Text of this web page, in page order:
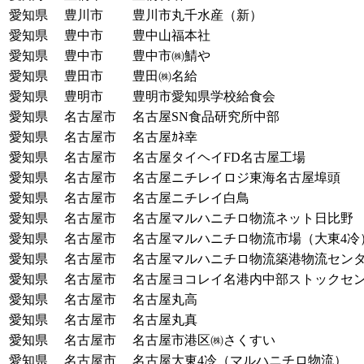
愛知県
豊川市
豊川市丸千水産（新）
愛知県
豊中市
豊中山福本社
愛知県
豊中市
豊中市㈱鯖や
愛知県
豊田市
豊田㈱名給
愛知県
豊明市
豊明市愛知県学校給食会
愛知県
名古屋市
名古屋SN食品研究所中部
愛知県
名古屋市
名古屋ｶﾈ幸
愛知県
名古屋市
名古屋タイヘイFD名古屋工場
愛知県
名古屋市
名古屋ニチレイロジ東海名古屋埠頭
愛知県
名古屋市
名古屋ニチレイ白鳥
愛知県
名古屋市
名古屋マルハニチロ物流ネット日比野
愛知県
名古屋市
名古屋マルハニチロ物流市場（大東4冷
愛知県
名古屋市
名古屋マルハニチロ物流築港物流セン
愛知県
名古屋市
名古屋ヨコレイ名港内中部ストックセ
愛知県
名古屋市
名古屋丸高
愛知県
名古屋市
名古屋丸真
愛知県
名古屋市
名古屋市港区㈱さくすい
愛知県
名古屋市
名古屋大東4冷（マルハニチロ物流）